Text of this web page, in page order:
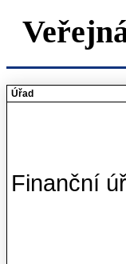
Úřad
Finanční